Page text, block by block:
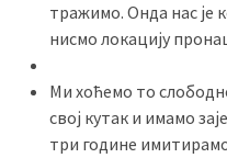
тражимо. Онда нас је
нисмо локацију
Ми хоћемо то
свој кутак и имамо
три године